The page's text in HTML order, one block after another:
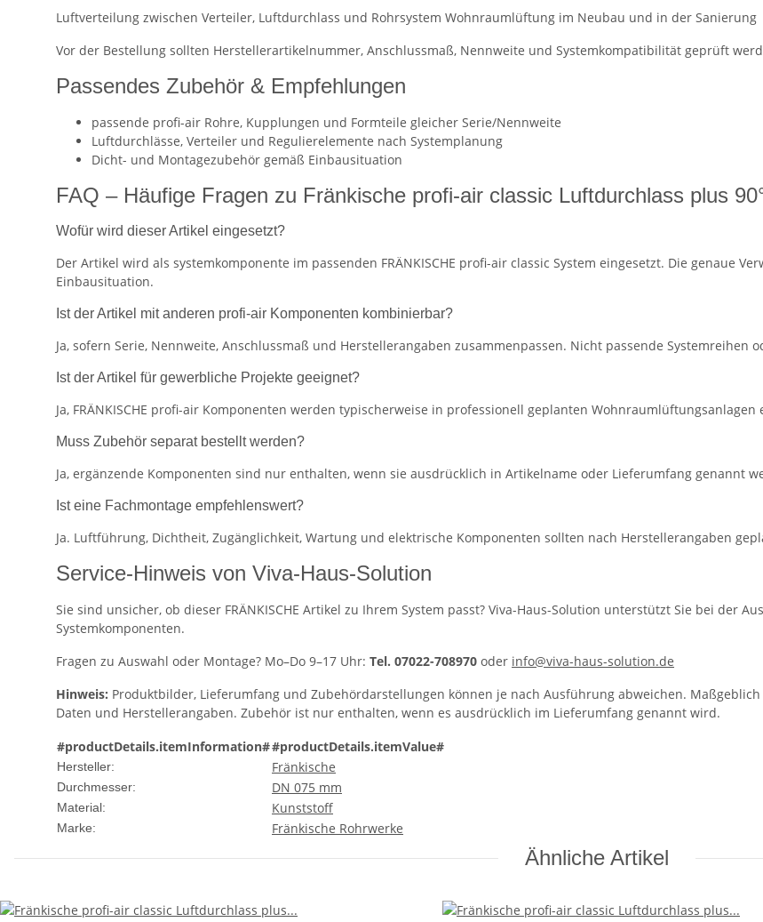
Luftverteilung zwischen Verteiler, Luftdurchlass und Rohrsystem Wohnraumlüftung im Neubau und in der Sanierung
Vor der Bestellung sollten Herstellerartikelnummer, Anschlussmaß, Nennweite und Systemkompatibilität geprüft
Passendes Zubehör & Empfehlungen
passende profi-air Rohre, Kupplungen und Formteile gleicher Serie/Nennweite
Luftdurchlässe, Verteiler und Regulierelemente nach Systemplanung
Dicht- und Montagezubehör gemäß Einbausituation
FAQ – Häufige Fragen zu Fränkische profi-air classic Luftdurchlass plus
Wofür wird dieser Artikel eingesetzt?
Der Artikel wird als systemkomponente im passenden FRÄNKISCHE profi-air classic System eingesetzt. Die genaue
Einbausituation.
Ist der Artikel mit anderen profi-air Komponenten kombinierbar?
Ja, sofern Serie, Nennweite, Anschlussmaß und Herstellerangaben zusammenpassen. Nicht passende
Ist der Artikel für gewerbliche Projekte geeignet?
Ja, FRÄNKISCHE profi-air Komponenten werden typischerweise in professionell geplanten
Muss Zubehör separat bestellt werden?
Ja, ergänzende Komponenten sind nur enthalten, wenn sie ausdrücklich in Artikelname oder Lieferumfang genannt
Ist eine Fachmontage empfehlenswert?
Ja. Luftführung, Dichtheit, Zugänglichkeit, Wartung und elektrische Komponenten sollten nach Herstellerangaben
Service-Hinweis von Viva-Haus-Solution
Sie sind unsicher, ob dieser FRÄNKISCHE Artikel zu Ihrem System passt? Viva-Haus-Solution unterstützt Sie bei der
Systemkomponenten.
Fragen zu Auswahl oder Montage? Mo–Do 9–17 Uhr: Tel. 07022-708970 oder info@viva-haus-solution.de
Hinweis: Produktbilder, Lieferumfang und Zubehördarstellungen können je nach Ausführung abweichen.
Daten und Herstellerangaben. Zubehör ist nur enthalten, wenn es ausdrücklich im Lieferumfang genannt wird.
#productDetails.itemInformation##productDetails.itemValue#
Hersteller: Fränkische
Durchmesser: DN 075 mm
Material: Kunststoff
Marke: Fränkische Rohrwerke
Ähnliche Artikel